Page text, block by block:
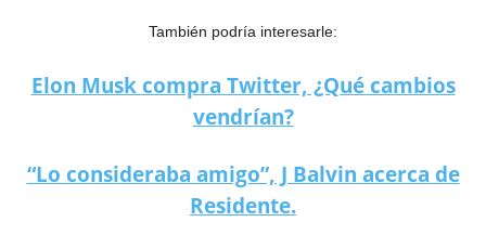
También podría interesarle:
Elon Musk compra Twitter, ¿Qué cambios
vendrían?
“Lo consideraba amigo”, J Balvin acerca de
Residente.